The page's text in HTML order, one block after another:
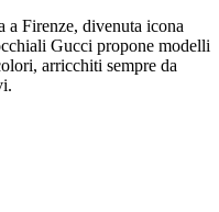
a Firenze, divenuta icona
Gucci propone modelli
arricchiti sempre da